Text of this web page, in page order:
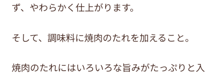
ず、やわらかく仕上がります。
そして、調味料に焼肉のたれを加えること。
焼肉のたれにはいろいろな旨みがたっぷりと入